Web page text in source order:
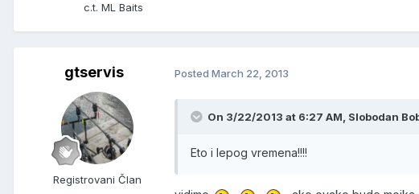
c.t. ML Baits
gtservis
Registrovani Član
Posted March 22, 2013
On 3/22/2013 at 6:27 AM, Slobodan
Eto i lepog vremena!!!!